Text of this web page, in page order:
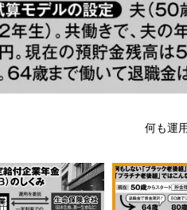
何も運